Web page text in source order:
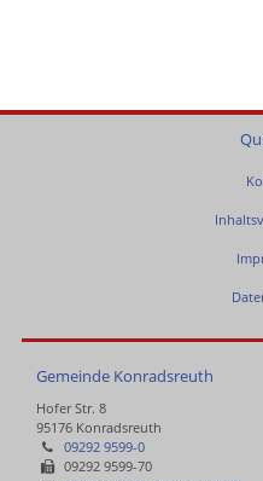
Gemeinde Konradsreuth
Hofer Str. 8
95176 Konradsreuth
09292 9599-0
09292 9599-70